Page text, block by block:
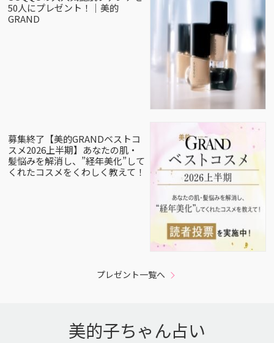
50人にプレゼント！｜美的
GRAND
募集終了【美的GRANDベストコ
スメ2026上半期】あなたの肌・
髪悩みを解消し、”経年美化”して
くれたコスメをくわしく教えて！
プレゼント一覧へ
美的子ちゃん占い